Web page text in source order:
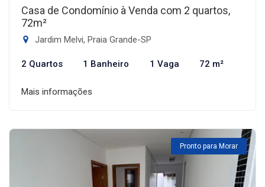
Casa de Condomínio à Venda com 2 quartos,
72m²
Jardim Melvi, Praia Grande-SP
2 Quartos 1 Banheiro 1 Vaga 72 m²
Mais informações
Pronto para Morar